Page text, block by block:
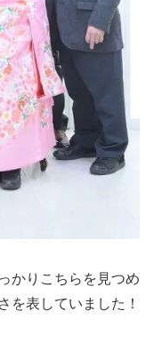
かりこちらを見つめ
を表していました！